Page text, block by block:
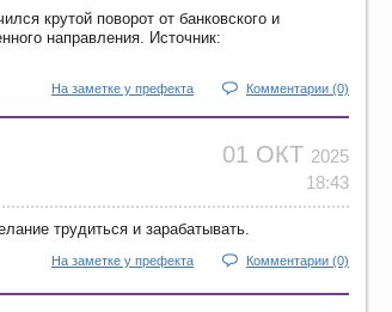
крутой поворот от банковского и
направления. Источник:
На заметке у префекта Комментарии (0)
01 ОКТ 2025
18:43
трудиться и зарабатывать.
На заметке у префекта Комментарии (0)